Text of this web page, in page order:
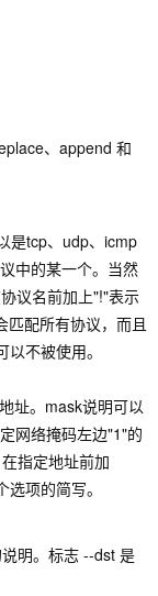
、append 和
是tcp、udp、icmp
中的某一个。当然
议名前加上"!"表示
匹配所有协议，而且
不被使用。
址。mask说明可以
网络掩码左边"1"的
指定地址前加
项的简写。
明。标志 --dst 是